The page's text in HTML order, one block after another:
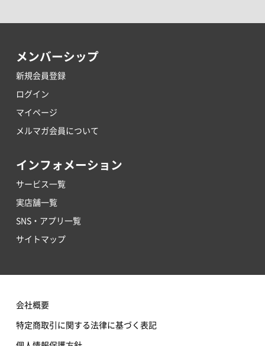
メンバーシップ
新規会員登録
ログイン
マイページ
メルマガ会員について
インフォメーション
サービス一覧
実店舗一覧
SNS・アプリ一覧
サイトマップ
会社概要
特定商取引に関する法律に基づく表記